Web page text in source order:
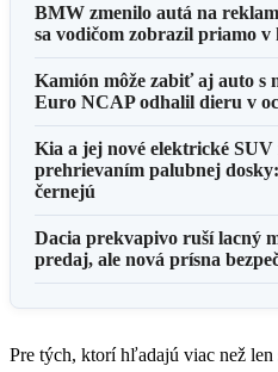
BMW zmenilo autá na
sa vodičom zobrazil priamo v
Kamión môže zabiť aj auto s
Euro NCAP odhalil dieru v
Kia a jej nové elektrické SUV
prehrievaním palubnej
černejú
Dacia prekvapivo ruší lacný
predaj, ale nová prísna
Pre tých, ktorí hľadajú viac než len